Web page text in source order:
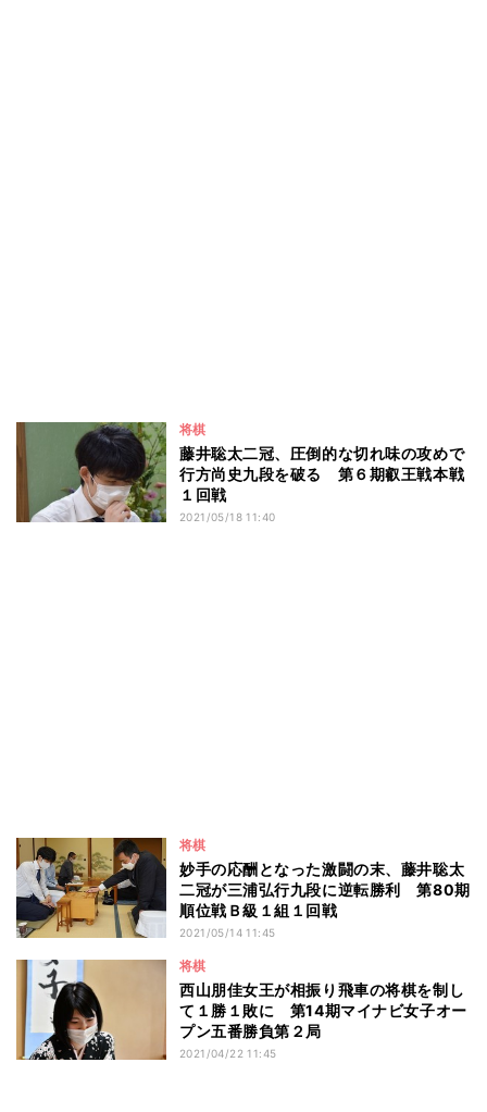
将棋
藤井聡太二冠、圧倒的な切れ味の攻めで
行方尚史九段を破る 第６期叡王戦本戦
１回戦
2021/05/18 11:40
将棋
妙手の応酬となった激闘の末、藤井聡太
二冠が三浦弘行九段に逆転勝利 第80期
順位戦Ｂ級１組１回戦
2021/05/14 11:45
将棋
西山朋佳女王が相振り飛車の将棋を制し
て１勝１敗に 第14期マイナビ女子オー
プン五番勝負第２局
2021/04/22 11:45